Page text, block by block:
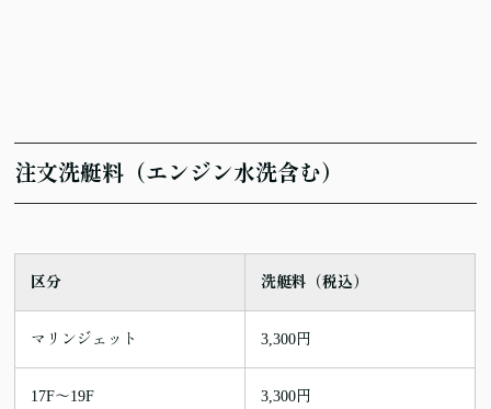
注文洗艇料（エンジン水洗含む）
区分 洗艇料（税込）
マリンジェット 3,300円
17F～19F 3,300円